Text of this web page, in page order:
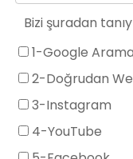
Bizi şuradan
1-Google Arama
2-Doğrudan
3-Instagram
4-YouTube